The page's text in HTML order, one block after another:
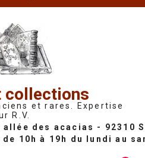
collections
et rares. Expertise
R.V.